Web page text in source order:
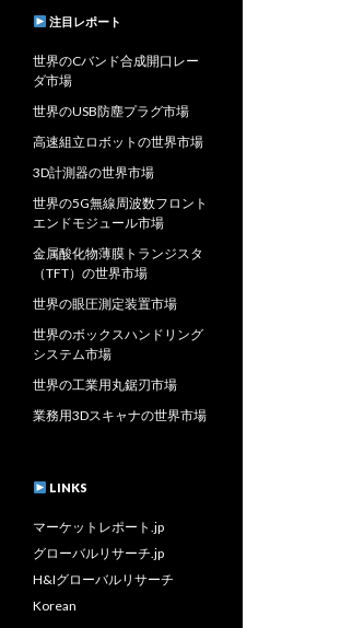
注目レポート
世界のCバンド合成開口レー
ダ市場
世界のUSB防塵プラグ市場
高速組立ロボットの世界市場
3D計測器の世界市場
世界の5G無線周波数フロント
エンドモジュール市場
金属酸化物薄膜トランジスタ
（TFT）の世界市場
世界の眼圧測定装置市場
世界のボックスハンドリング
システム市場
世界の工業用丸鋸刃市場
業務用3Dスキャナの世界市場
LINKS
マーケットレポート.jp
グローバルリサーチ.jp
H&Iグローバルリサーチ
Korean